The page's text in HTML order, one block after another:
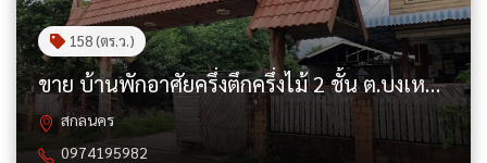
158 (ตร.ว.)
ขาย บ้านพักอาศัยครึ่งตึกครึ่งไม้ 2 ชั้น ต.บงเหนือ อ.สว่างแดนดิน จ.สกลนคร PAPZA_104
สกลนคร
0974195982